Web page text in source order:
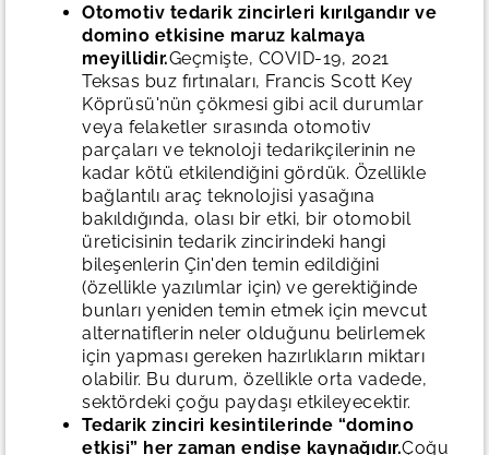
Otomotiv tedarik zincirleri kırılgandır ve
domino etkisine maruz kalmaya
meyillidir.Geçmişte, COVID-19, 2021
Teksas buz fırtınaları, Francis Scott Key
Köprüsü'nün çökmesi gibi acil durumlar
veya felaketler sırasında otomotiv
parçaları ve teknoloji tedarikçilerinin ne
kadar kötü etkilendiğini gördük. Özellikle
bağlantılı araç teknolojisi yasağına
bakıldığında, olası bir etki, bir otomobil
üreticisinin tedarik zincirindeki hangi
bileşenlerin Çin'den temin edildiğini
(özellikle yazılımlar için) ve gerektiğinde
bunları yeniden temin etmek için mevcut
alternatiflerin neler olduğunu belirlemek
için yapması gereken hazırlıkların miktarı
olabilir. Bu durum, özellikle orta vadede,
sektördeki çoğu paydaşı etkileyecektir.
Tedarik zinciri kesintilerinde “domino
etkisi” her zaman endişe kaynağıdır.Çoğu